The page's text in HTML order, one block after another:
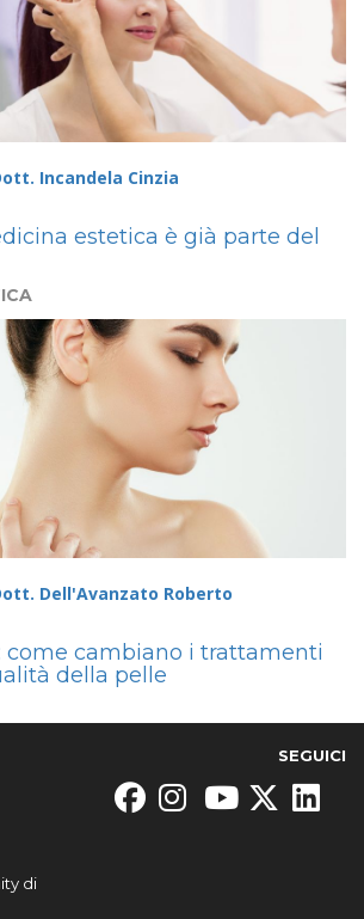
Incandela Cinzia
estetica è già parte del
Dell'Avanzato Roberto
come cambiano i trattamenti
della pelle
di
SEGUICI